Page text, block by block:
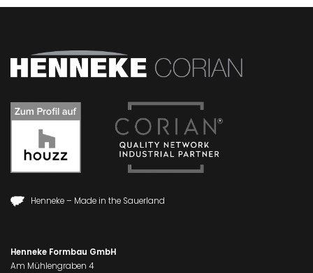
Henneke – Made in the Sauerland
Henneke Formbau GmbH
Am Mühlengraben 4